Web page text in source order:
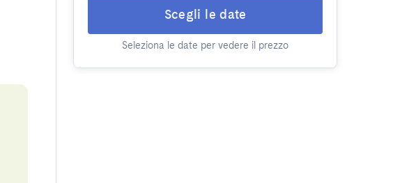
Scegli le date
Seleziona le date per vedere il prezzo